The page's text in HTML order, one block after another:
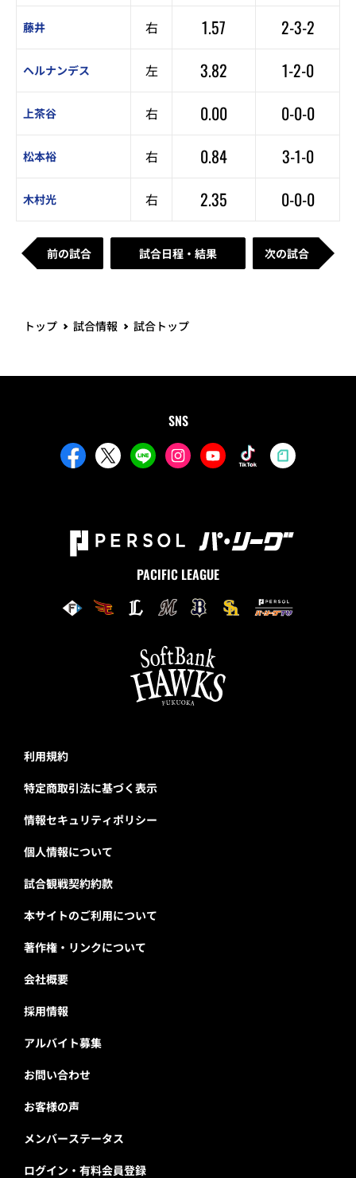
藤井 右 1.57 2-3-2
ヘルナンデス 左 3.82 1-2-0
上茶谷 右 0.00 0-0-0
松本裕 右 0.84 3-1-0
木村光 右 2.35 0-0-0
前の試合 試合日程・結果 次の試合
トップ 試合情報 試合トップ
SNS
PACIFIC LEAGUE
利用規約
特定商取引法に基づく表示
情報セキュリティポリシー
個人情報について
試合観戦契約約款
本サイトのご利用について
著作権・リンクについて
会社概要
採用情報
アルバイト募集
お問い合わせ
お客様の声
メンバーステータス
ログイン・有料会員登録